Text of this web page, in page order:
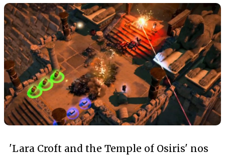
'Lara Croft and the Temple of Osiris' nos